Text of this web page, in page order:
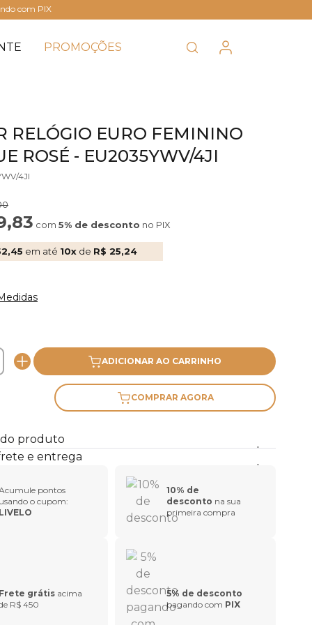
com PIX
PROMOÇÕES
RELÓGIO EURO FEMININO
ROSÉ - EU2035YWV/4JI
4JI
com 5% de desconto no PIX
em até 10xde R$ 25,24
ADICIONAR AO CARRINHO
COMPRAR AGORA
produto
e entrega
pontos
o cupom:
10% de
desconto na sua
primeira compra
grátis acima
R$ 450
5% de desconto
pagando com PIX